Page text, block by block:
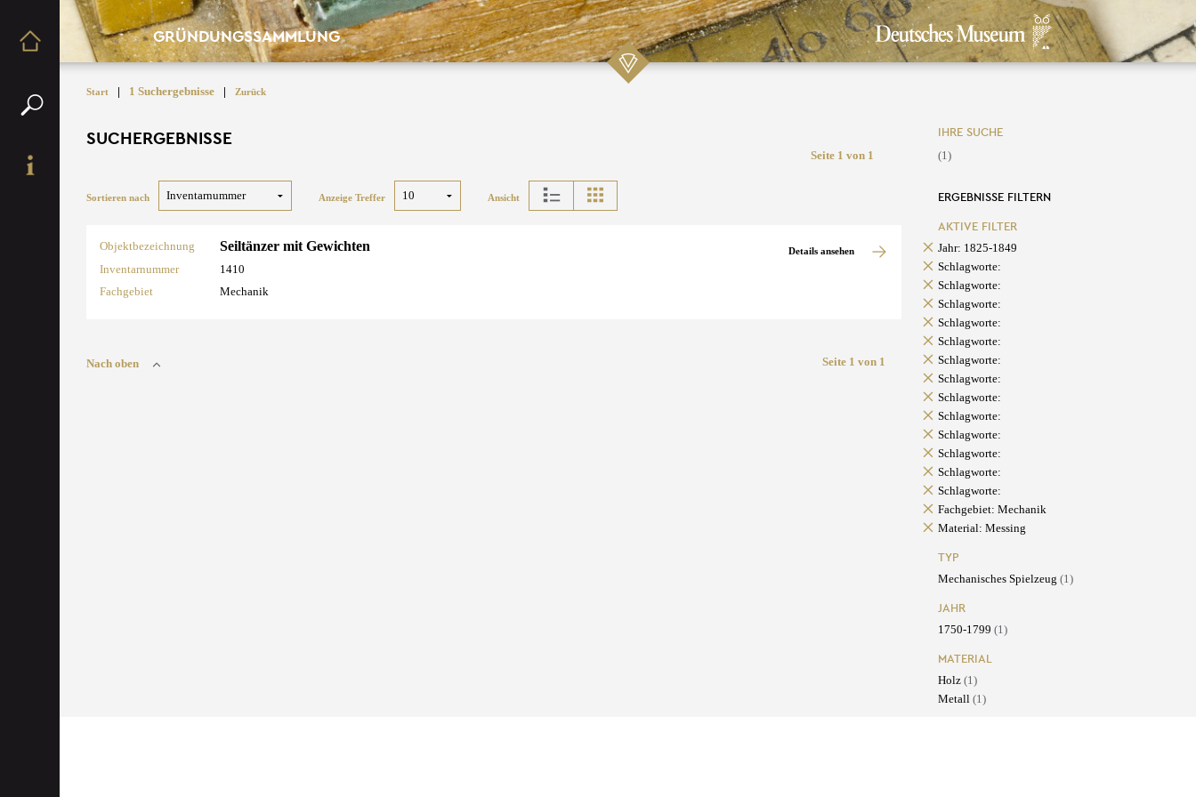
GRÜNDUNGSSAMMLUNG
Start | 1 Suchergebnisse | Zurück
SUCHERGEBNISSE
Seite 1 von 1
Sortieren nach Anzeige Treffer Ansicht
Objektbezeichnung Seiltänzer mit Gewichten
Inventarnummer
1410
Fachgebiet
Mechanik
Details ansehen
Nach oben Seite 1 von 1
IHRE SUCHE
(1)
ERGEBNISSE FILTERN
AKTIVE FILTER
Jahr: 1825-1849
Schlagworte:
Schlagworte:
Schlagworte:
Schlagworte:
Schlagworte:
Schlagworte:
Schlagworte:
Schlagworte:
Schlagworte:
Schlagworte:
Schlagworte:
Schlagworte:
Schlagworte:
Fachgebiet: Mechanik
Material: Messing
TYP
Mechanisches Spielzeug (1)
JAHR
1750-1799 (1)
MATERIAL
Holz (1)
Metall (1)